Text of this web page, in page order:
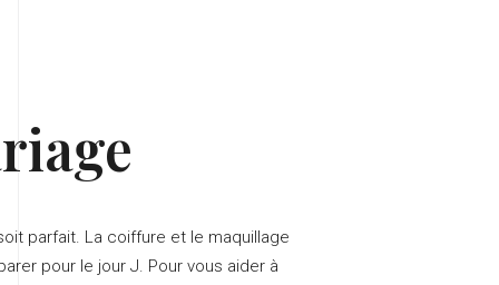
parfait. La coiffure et le maquillage
pour le jour J. Pour vous aider à